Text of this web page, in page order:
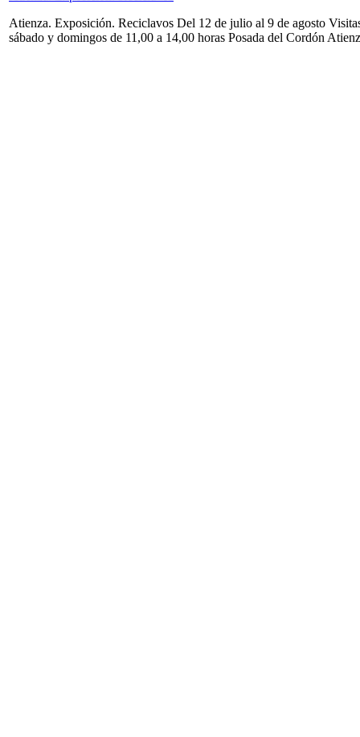
Atienza. Exposición. Reciclavos Del 12 de julio al 9 de agosto
sábado y domingos de 11,00 a 14,00 horas Posada del Cordón